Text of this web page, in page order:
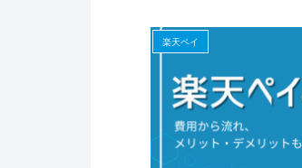
ナルの良い口コミ・悪い口
や使い勝手をご紹介します
メリットや向いている店舗
いますので、導入を検討し
みてください。
楽天ペイ